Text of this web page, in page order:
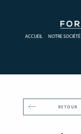
ACCUEIL NOTRE SOCIÉTÉ
RETOUR